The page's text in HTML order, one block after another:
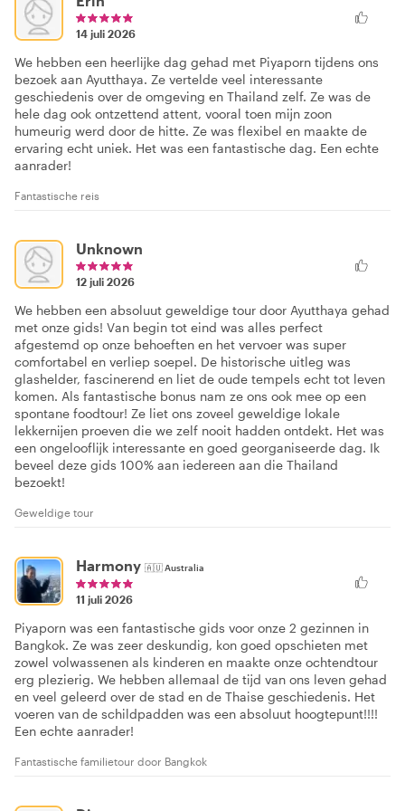
14 juli 2026
We hebben een heerlijke dag gehad met Piyaporn tijdens ons
bezoek aan Ayutthaya. Ze vertelde veel interessante
geschiedenis over de omgeving en Thailand zelf. Ze was de
hele dag ook ontzettend attent, vooral toen mijn zoon
humeurig werd door de hitte. Ze was flexibel en maakte de
ervaring echt uniek. Het was een fantastische dag. Een echte
aanrader!
Fantastische reis
Unknown
12 juli 2026
We hebben een absoluut geweldige tour door Ayutthaya gehad
met onze gids! Van begin tot eind was alles perfect
afgestemd op onze behoeften en het vervoer was super
comfortabel en verliep soepel. De historische uitleg was
glashelder, fascinerend en liet de oude tempels echt tot leven
komen. Als fantastische bonus nam ze ons ook mee op een
spontane foodtour! Ze liet ons zoveel geweldige lokale
lekkernijen proeven die we zelf nooit hadden ontdekt. Het was
een ongelooflijk interessante en goed georganiseerde dag. Ik
beveel deze gids 100% aan iedereen aan die Thailand
bezoekt!
Geweldige tour
Harmony 🇦🇺Australia
11 juli 2026
Piyaporn was een fantastische gids voor onze 2 gezinnen in
Bangkok. Ze was zeer deskundig, kon goed opschieten met
zowel volwassenen als kinderen en maakte onze ochtendtour
erg plezierig. We hebben allemaal de tijd van ons leven gehad
en veel geleerd over de stad en de Thaise geschiedenis. Het
voeren van de schildpadden was een absoluut hoogtepunt!!!!
Een echte aanrader!
Fantastische familietour door Bangkok